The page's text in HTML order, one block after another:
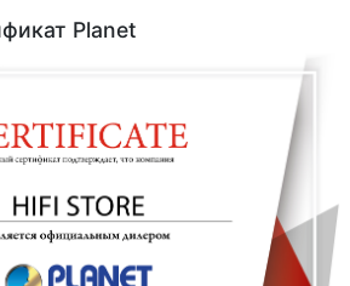
Planet